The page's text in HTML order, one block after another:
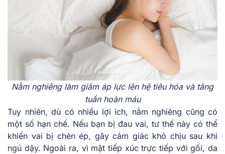
Nằm nghiêng làm giảm áp lực lên hệ tiêu hóa và tăng
tuần hoàn máu
Tuy nhiên, dù có nhiều lợi ích, nằm nghiêng cũng có
một số hạn chế. Nếu bạn bị đau vai, tư thế này có thể
khiến vai bị chèn ép, gây cảm giác khó chịu sau khi
ngủ dậy. Ngoài ra, vì mặt tiếp xúc trực tiếp với gối, da